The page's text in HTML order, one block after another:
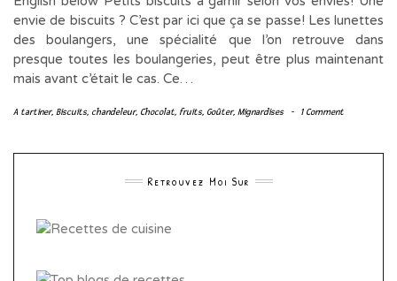
envie de biscuits ? C’est par ici que ça se passe! Les lunettes
des boulangers, une spécialité que l’on retrouve dans
presque toutes les boulangeries, peut être plus maintenant
mais avant c’était le cas. Ce…
A tartiner, Biscuits, chandeleur, Chocolat, fruits, Goûter, Mignardises - 1 Comment
Retrouvez Moi Sur